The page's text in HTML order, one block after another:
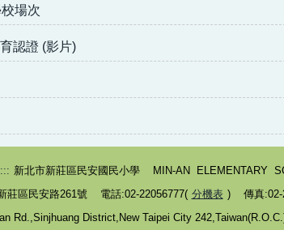
場次
認證 (影片)
::: 新北市新莊區民安國民小學 MIN-AN ELEMENTARY
莊區民安路261號 電話:02-22056777( 分機表 ) 傳真:02-
Rd.,Sinjhuang District,New Taipei City